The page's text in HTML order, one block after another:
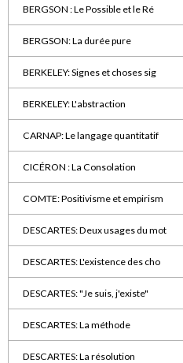
BERGSON : Le Possible et le Ré
BERGSON: La durée pure
BERKELEY: Signes et choses sig
BERKELEY: L'abstraction
CARNAP: Le langage quantitatif
CICÉRON : La Consolation
COMTE: Positivisme et empirism
DESCARTES: Deux usages du mot
DESCARTES: L'existence des cho
DESCARTES: "Je suis, j'existe"
DESCARTES: La méthode
DESCARTES: La résolution